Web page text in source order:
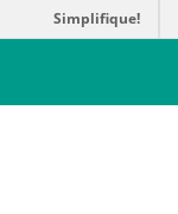
Simplifique!